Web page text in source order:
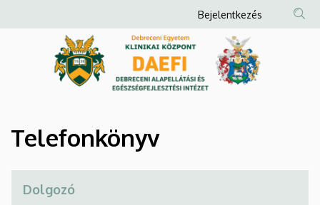
Debreceni
és
Egészségfejlesztési
Intézet
a
Anonim
Felhasználói
fiók
menüje
Bejelentkezés
Telefonkönyv